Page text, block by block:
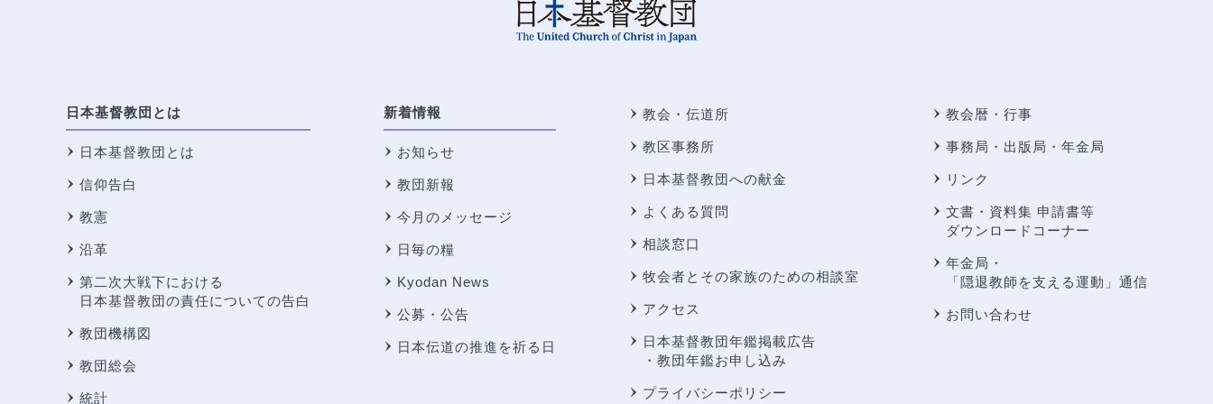
日本基督教団とは
日本基督教団とは
信仰告白
教憲
沿革
第二次大戦下における
日本基督教団の責任についての告白
教団機構図
教団総会
統計
新着情報
お知らせ
教団新報
今月のメッセージ
日毎の糧
Kyodan News
公募・公告
日本伝道の推進を祈る日
教会・伝道所
教区事務所
日本基督教団への献金
よくある質問
相談窓口
牧会者とその家族のための相談室
アクセス
日本基督教団年鑑掲載広告
・教団年鑑お申し込み
プライバシーポリシー
教会暦・行事
事務局・出版局・年金局
リンク
文書・資料集 申請書等
ダウンロードコーナー
年金局・
「隠退教師を支える運動」通信
お問い合わせ